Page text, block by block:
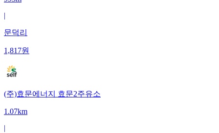
|
문덕리
1,817원
(주)효문에너지 효문2주유소
1.07km
|